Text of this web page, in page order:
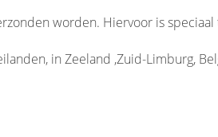
worden. Hiervoor is
in Zeeland ,Zuid-Limburg,